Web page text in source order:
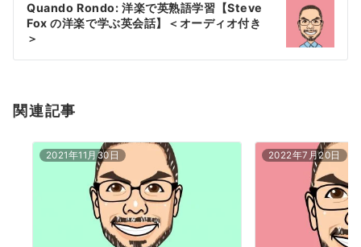
ン
Quando Rondo: 洋楽で英熟語学習【Steve
Fox の洋楽で学ぶ英会話】＜オーディオ付き
＞
関連記事
2021年11月30日 2022年7月20日